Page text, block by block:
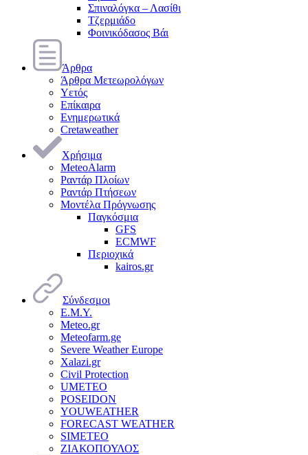
Σπιναλόγκα – Λασίθι
Τζερμιάδο
Φοινικόδασος Βάι
Άρθρα
Άρθρα Μετεωρολόγων
Υετός
Επίκαιρα
Ενημερωτικά
Cretaweather
Χρήσιμα
MeteoAlarm
Ραντάρ Πλοίων
Ραντάρ Πτήσεων
Μοντέλα Πρόγνωσης
Παγκόσμια
GFS
ECMWF
Περιοχικά
kairos.gr
Σύνδεσμοι
Ε.Μ.Υ.
Meteo.gr
Meteofarm.ge
Severe Weather Europe
Xalazi.gr
Civil Protection
UMETEO
POSEIDON
YOUWEATHER
FORECAST WEATHER
SIMETEO
ΖΙΑΚΟΠΟΥΛΟΣ